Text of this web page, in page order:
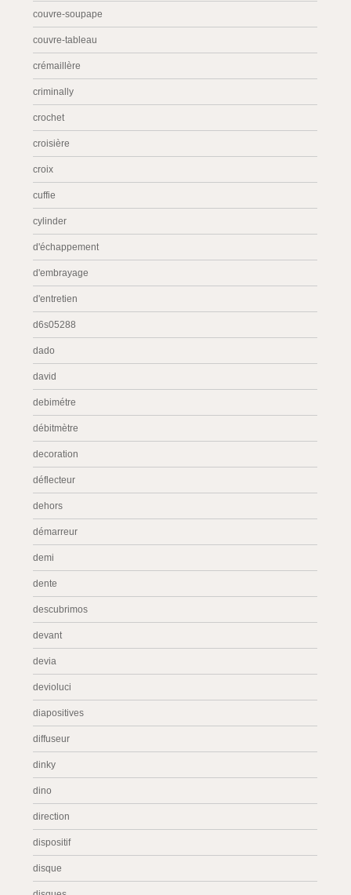
couvre-soupape
couvre-tableau
crémaillère
criminally
crochet
croisière
croix
cuffie
cylinder
d'échappement
d'embrayage
d'entretien
d6s05288
dado
david
debimétre
débitmètre
decoration
déflecteur
dehors
démarreur
demi
dente
descubrimos
devant
devia
devioluci
diapositives
diffuseur
dinky
dino
direction
dispositif
disque